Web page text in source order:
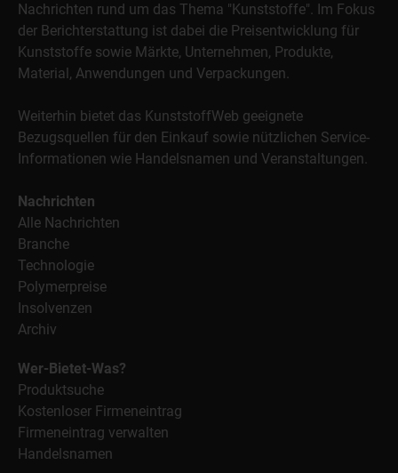
Nachrichten rund um das Thema "Kunststoffe". Im Fokus
der Berichterstattung ist dabei die Preisentwicklung für
Kunststoffe sowie Märkte, Unternehmen, Produkte,
Material, Anwendungen und Verpackungen.
Weiterhin bietet das KunststoffWeb geeignete
Bezugsquellen für den Einkauf sowie nützlichen Service-
Informationen wie Handelsnamen und Veranstaltungen.
Nachrichten
Alle Nachrichten
Branche
Technologie
Polymerpreise
Insolvenzen
Archiv
Wer-Bietet-Was?
Produktsuche
Kostenloser Firmeneintrag
Firmeneintrag verwalten
Handelsnamen